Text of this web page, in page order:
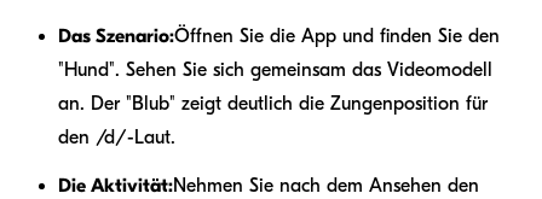
Das Szenario:Öffnen Sie die App und finden Sie den
"Hund". Sehen Sie sich gemeinsam das Videomodell
an. Der "Blub" zeigt deutlich die Zungenposition für
den /d/-Laut.
Die Aktivität:Nehmen Sie nach dem Ansehen den